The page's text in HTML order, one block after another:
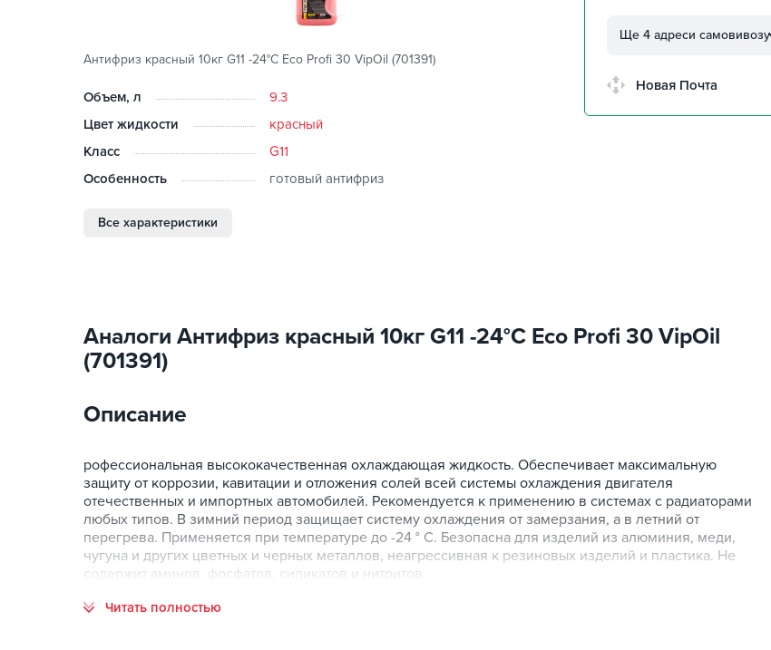
Антифриз красный 10кг G11 -24°С Eco Profi 30 VipOil (701391)
Объем, л
9.3
Цвет жидкости
красный
Класс
G11
Особенность
готовый антифриз
Все характеристики
Автолюбителей, 8а
26
Ще 4 адреси самовивозу
Новая Почта
Аналоги Антифриз красный 10кг G11 -24°С Eco Profi 30 VipOil
(701391)
Описание
рофессиональная высококачественная охлаждающая жидкость. Обеспечивает максимальную
защиту от коррозии, кавитации и отложения солей всей системы охлаждения двигателя
отечественных и импортных автомобилей. Рекомендуется к применению в системах с радиаторами
любых типов. В зимний период защищает систему охлаждения от замерзания, а в летний от
перегрева. Применяется при температуре до -24 ° С. Безопасна для изделий из алюминия, меди,
чугуна и других цветных и черных металлов, неагрессивная к резиновых изделий и пластика. Не
содержит аминов, фосфатов, силикатов и нитритов.
Читать полностью